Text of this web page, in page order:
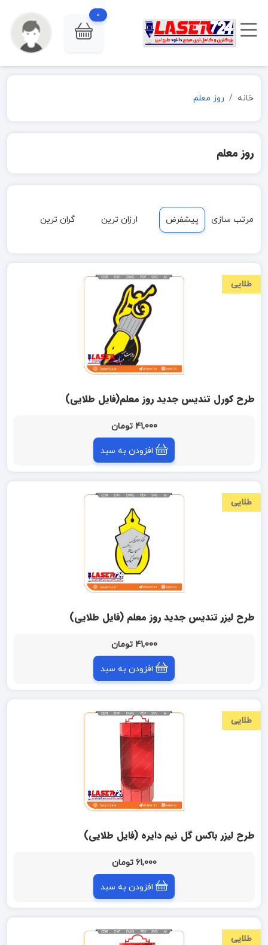
0
خانه روز معلم
روز معلم
مرتب سازی پیشفرض ارزان ترین گران ترین
طلایی
طرح کورل تندیس جدید روز معلم(فایل طلایی)
41,000 تومان
افزودن به سبد
طلایی
طرح لیزر تندیس جدید روز معلم (فایل طلایی)
41,000 تومان
افزودن به سبد
طلایی
طرح لیزر باکس گل نیم دایره (فایل طلایی)
61,000 تومان
افزودن به سبد
طلایی